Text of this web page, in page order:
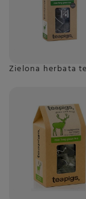
Zielona herbata